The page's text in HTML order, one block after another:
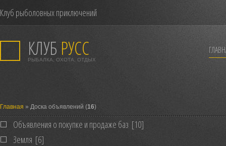
Клуб рыболовных приключений
КЛУБ РУСС
РЫБАЛКА, ОХОТА, ОТДЫХ
Главная » Доска объявлений (16)
Объявления о покупке и продаже баз [10]
Земля [6]